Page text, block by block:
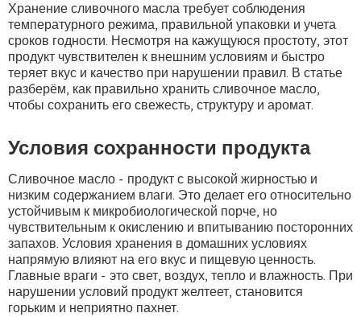
Хранение сливочного масла требует соблюдения
температурного режима, правильной упаковки и учета
сроков годности. Несмотря на кажущуюся простоту, этот
продукт чувствителен к внешним условиям и быстро
теряет вкус и качество при нарушении правил. В статье
разберём, как правильно хранить сливочное масло,
чтобы сохранить его свежесть, структуру и аромат.
Условия сохранности продукта
Сливочное масло - продукт с высокой жирностью и
низким содержанием влаги. Это делает его относительно
устойчивым к микробиологической порче, но
чувствительным к окислению и впитыванию посторонних
запахов. Условия хранения в домашних условиях
напрямую влияют на его вкус и пищевую ценность.
Главные враги - это свет, воздух, тепло и влажность. При
нарушении условий продукт желтеет, становится
горьким и неприятно пахнет.